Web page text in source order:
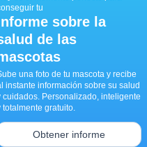
tu
sobre la
de las
una foto de tu mascota y recibe
instante información sobre su salud
cuidados. Personalizado, inteligente
totalmente gratuito.
Obtener informe